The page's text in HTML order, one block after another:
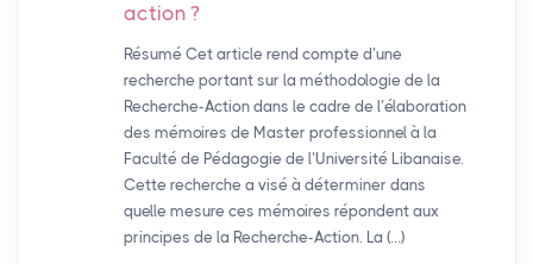
action ?
Résumé Cet article rend compte d’une
recherche portant sur la méthodologie de la
Recherche-Action dans le cadre de l’élaboration
des mémoires de Master professionnel à la
Faculté de Pédagogie de l’Université Libanaise.
Cette recherche a visé à déterminer dans
quelle mesure ces mémoires répondent aux
principes de la Recherche-Action. La (…)